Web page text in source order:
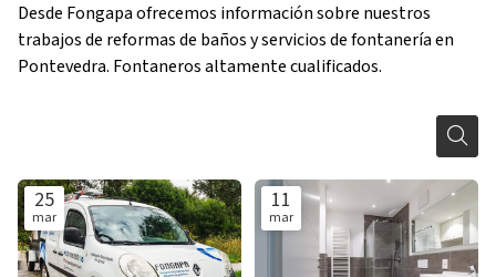
Desde Fongapa ofrecemos información sobre nuestros
trabajos de reformas de baños y servicios de fontanería en
Pontevedra. Fontaneros altamente cualificados.
25
mar
11
mar